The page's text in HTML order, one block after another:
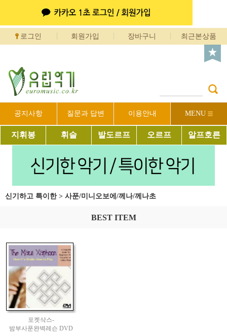
로그인 회원가입 장바구니 최근본상품
공지사항 질문과 답변 이용안내 MENU
지휘봉 휘슬 발도르프 오르프 알프호른
신기하고 특이한> 사푼/미니오보에/께나/께나초
BEST ITEM
포켓삭스-
밤부사푼완벽레슨 DVD